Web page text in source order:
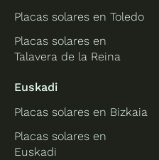
Placas solares en Toledo
Placas solares en
Talavera de la Reina
Euskadi
Placas solares en Bizkaia
Placas solares en
Euskadi